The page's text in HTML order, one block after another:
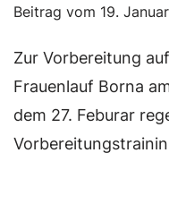
Beitrag vom 19.
Zur Vorbereitung
Frauenlauf Borna
dem 27. Feburar